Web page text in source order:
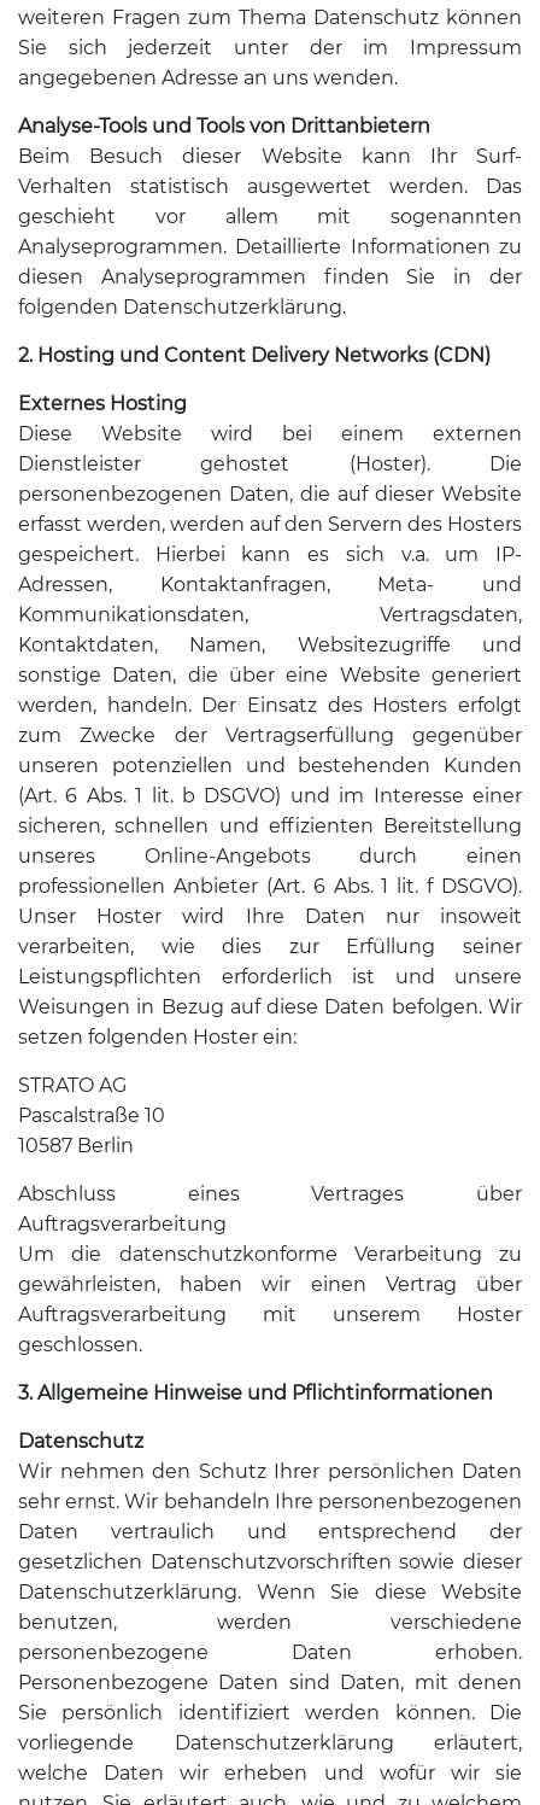
weiteren Fragen zum Thema Datenschutz können
Sie sich jederzeit unter der im Impressum
angegebenen Adresse an uns wenden.
Analyse-Tools und Tools von Drittanbietern
Beim Besuch dieser Website kann Ihr Surf-
Verhalten statistisch ausgewertet werden. Das
geschieht vor allem mit sogenannten
Analyseprogrammen. Detaillierte Informationen zu
diesen Analyseprogrammen finden Sie in der
folgenden Datenschutzerklärung.
2. Hosting und Content Delivery Networks (CDN)
Externes Hosting
Diese Website wird bei einem externen
Dienstleister gehostet (Hoster). Die
personenbezogenen Daten, die auf dieser Website
erfasst werden, werden auf den Servern des Hosters
gespeichert. Hierbei kann es sich v.a. um IP-
Adressen, Kontaktanfragen, Meta- und
Kommunikationsdaten, Vertragsdaten,
Kontaktdaten, Namen, Websitezugriffe und
sonstige Daten, die über eine Website generiert
werden, handeln. Der Einsatz des Hosters erfolgt
zum Zwecke der Vertragserfüllung gegenüber
unseren potenziellen und bestehenden Kunden
(Art. 6 Abs. 1 lit. b DSGVO) und im Interesse einer
sicheren, schnellen und effizienten Bereitstellung
unseres Online-Angebots durch einen
professionellen Anbieter (Art. 6 Abs. 1 lit. f DSGVO).
Unser Hoster wird Ihre Daten nur insoweit
verarbeiten, wie dies zur Erfüllung seiner
Leistungspflichten erforderlich ist und unsere
Weisungen in Bezug auf diese Daten befolgen. Wir
setzen folgenden Hoster ein:
STRATO AG
Pascalstraße 10
10587 Berlin
Abschluss eines Vertrages über
Auftragsverarbeitung
Um die datenschutzkonforme Verarbeitung zu
gewährleisten, haben wir einen Vertrag über
Auftragsverarbeitung mit unserem Hoster
geschlossen.
3. Allgemeine Hinweise und Pflichtinformationen
Datenschutz
Wir nehmen den Schutz Ihrer persönlichen Daten
sehr ernst. Wir behandeln Ihre personenbezogenen
Daten vertraulich und entsprechend der
gesetzlichen Datenschutzvorschriften sowie dieser
Datenschutzerklärung. Wenn Sie diese Website
benutzen, werden verschiedene
personenbezogene Daten erhoben.
Personenbezogene Daten sind Daten, mit denen
Sie persönlich identifiziert werden können. Die
vorliegende Datenschutzerklärung erläutert,
welche Daten wir erheben und wofür wir sie